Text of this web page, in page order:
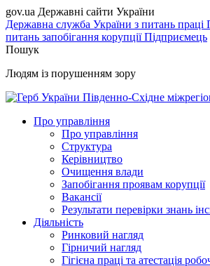
gov.ua Державні сайти України
Державна служба України з питань праці
питань запобігання корупціїПідприємець
Пошук
Людям із порушенням зору
Південно-Східне
Про управління
Про управління
Структура
Керівництво
Очищення влади
Запобігання проявам корупції
Вакансії
Результати перевірки знань
Діяльність
Ринковий нагляд
Гірничий нагляд
Гігієна праці та атестація